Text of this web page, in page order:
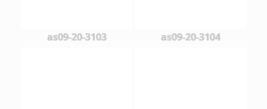
as09-20-3103 as09-20-3104